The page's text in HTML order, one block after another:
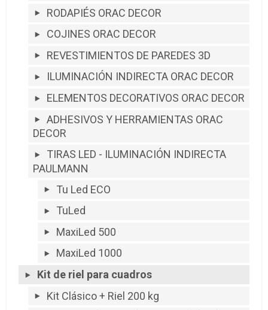
RODAPIÉS ORAC DECOR
COJINES ORAC DECOR
REVESTIMIENTOS DE PAREDES 3D
ILUMINACIÓN INDIRECTA ORAC DECOR
ELEMENTOS DECORATIVOS ORAC DECOR
ADHESIVOS Y HERRAMIENTAS ORAC
DECOR
TIRAS LED - ILUMINACIÓN INDIRECTA
PAULMANN
Tu Led ECO
TuLed
MaxiLed 500
MaxiLed 1000
Kit de riel para cuadros
Kit Clásico + Riel 200 kg